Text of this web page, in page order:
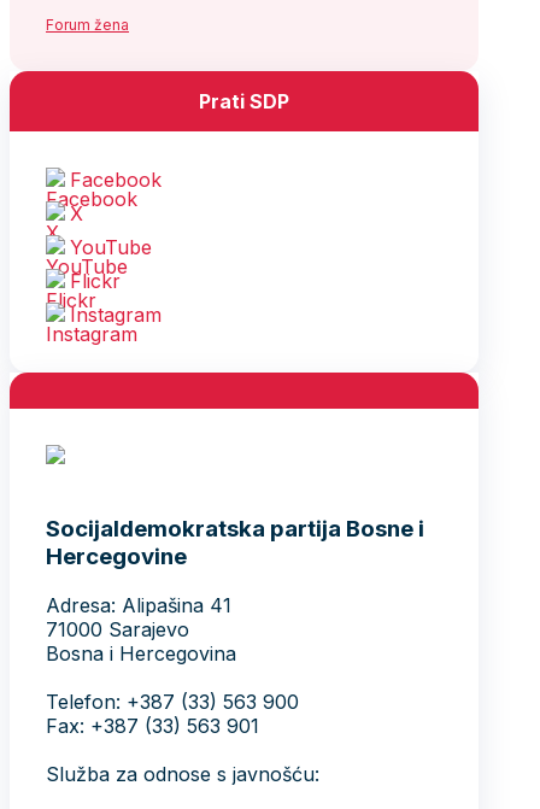
Forum žena
Prati SDP
Facebook
X
YouTube
Flickr
Instagram
Socijaldemokratska partija Bosne i
Hercegovine
Adresa: Alipašina 41
71000 Sarajevo
Bosna i Hercegovina
Telefon: +387 (33) 563 900
Fax: +387 (33) 563 901
Služba za odnose s javnošću: